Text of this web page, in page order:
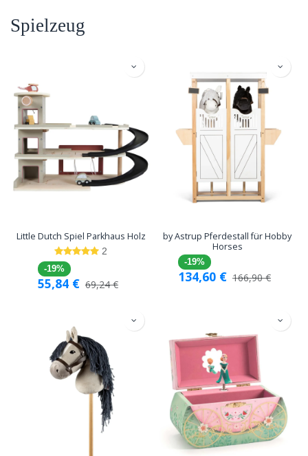
Spielzeug
Little Dutch Spiel Parkhaus Holz
2
-19%
55,84 € 69,24€
by Astrup Pferdestall für Hobby
Horses
-19%
134,60 € 166,90€